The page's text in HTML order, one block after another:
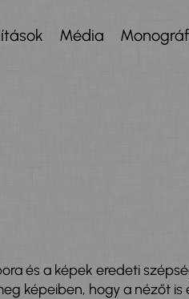
Média
és a képek eredeti
képeiben, hogy a nézőt is